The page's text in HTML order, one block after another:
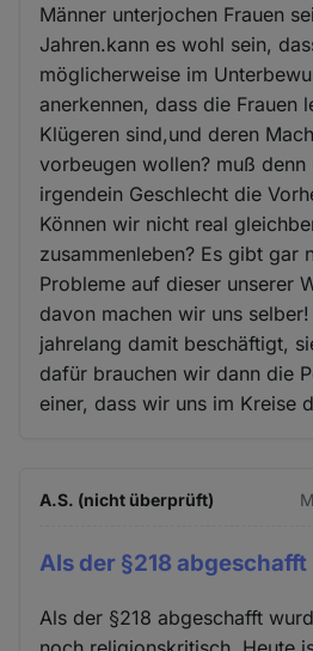
Männer unterjochen Frauen
Jahren.kann es wohl sein,
möglicherweise im
anerkennen, dass die Frauen
Klügeren sind,und deren
vorbeugen wollen? muß
irgendein Geschlecht die
Können wir nicht real
zusammenleben? Es gibt gar
Probleme auf dieser unserer
davon machen wir uns
jahrelang damit beschäftigt,
dafür brauchen wir dann die
einer, dass wir uns im Kreise
A.S. (nicht überprüft)
Als der §218 abgeschafft
Als der §218 abgeschafft